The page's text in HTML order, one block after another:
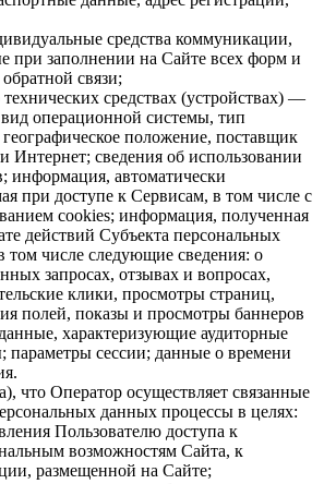
средства коммуникации,
при заполнении на Сайте всех форм и
связи;
средствах (устройствах) —
вид операционной системы, тип
географическое положение, поставщик
Интернет; сведения об использовании
информация, автоматически
при доступе к Сервисам, в том числе с
cookies; информация, полученная
действий Субъекта персональных
том числе следующие сведения: о
запросах, отзывах и вопросах,
клики, просмотры страниц,
полей, показы и просмотры баннеров
характеризующие аудиторные
параметры сессии; данные о времени
что Оператор осуществляет связанные
данных процессы в целях:
Пользователю доступа к
возможностям Сайта, к
размещенной на Сайте;